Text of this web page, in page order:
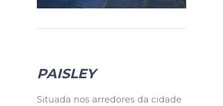
PAISLEY
Situada nos arredores da cidade